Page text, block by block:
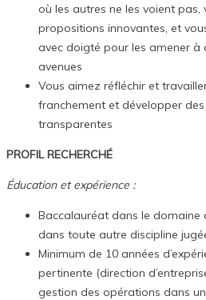
où les autres ne les voient pas,
propositions innovantes, et
avec doigté pour les amener à
avenues
Vous aimez réfléchir et
franchement et développer
transparentes
PROFIL RECHERCHÉ
Éducation et expérience :
Baccalauréat dans le domaine
dans toute autre discipline
Minimum de 10 années
pertinente (direction
gestion des opérations dans